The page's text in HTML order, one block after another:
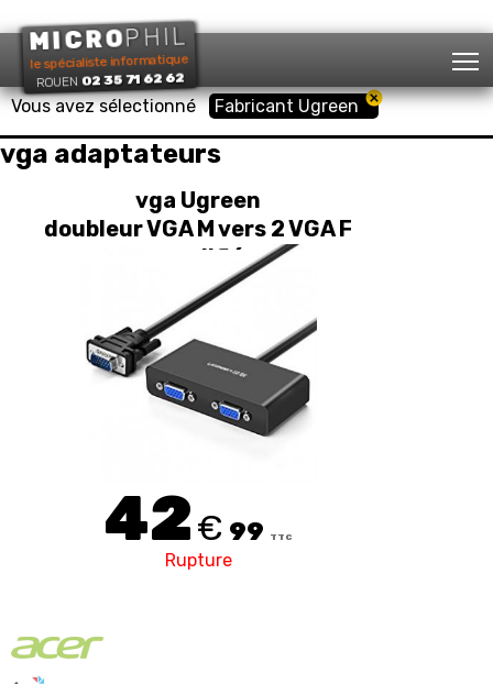
MICROPHIL
le spécialiste informatique
ROUEN 02 35 71 62 62
Vous avez sélectionné Fabricant Ugreen
vga adaptateurs
vga Ugreen
doubleur VGA M vers 2 VGA F
amplifié
42€ 99 TTC
Rupture